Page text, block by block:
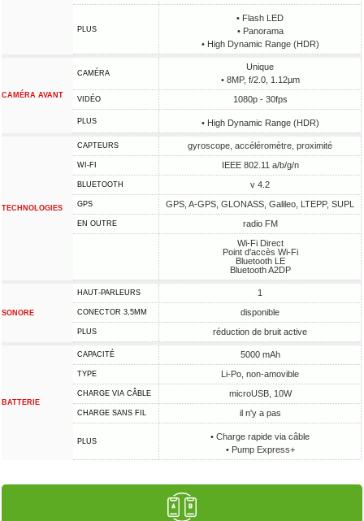
PLUS
• Flash LED
• Panorama
• High Dynamic Range (HDR)
CAMÉRA AVANT
CAMÉRA
Unique
• 8MP, f/2.0, 1.12µm
VIDÉO 1080p - 30fps
PLUS • High Dynamic Range (HDR)
TECHNOLOGIES
CAPTEURS gyroscope, accéléromètre, proximité
WI-FI IEEE 802.11 a/b/g/n
BLUETOOTH v 4.2
GPS GPS, A-GPS, GLONASS, Galileo, LTEPP, SUPL
EN OUTRE
radio FM
Wi-Fi Direct
Point d'accès Wi-Fi
Bluetooth LE
Bluetooth A2DP
SONORE
HAUT-PARLEURS 1
CONECTOR 3,5MM disponible
PLUS réduction de bruit active
BATTERIE
CAPACITÉ 5000 mAh
TYPE Li-Po, non-amovible
CHARGE VIA CÂBLE microUSB, 10W
CHARGE SANS FIL il n'y a pas
PLUS
• Charge rapide via câble
• Pump Express+